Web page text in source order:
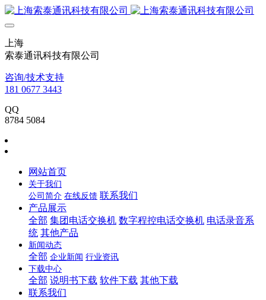
上海
索泰通讯科技有限公司
咨询/技术支持
181 0677 3443
QQ
8784 5084
网站首页
关于我们
公司简介 在线反馈 联系我们
产品展示
全部 集团电话交换机 数字程控电话交换机 电话录音系
统 其他产品
新闻动态
全部 企业新闻 行业资讯
下载中心
全部 说明书下载 软件下载 其他下载
联系我们